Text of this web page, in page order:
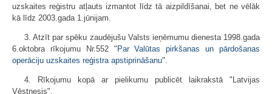
uzskaites reģistru atļauts izmantot līdz tā aizpildīšanai, bet ne vēlāk
kā līdz 2003.gada 1.jūnijam.
3. Atzīt par spēku zaudējušu Valsts ieņēmumu dienesta 1998.gada
6.oktobra rīkojumu Nr.552 " Par Valūtas pirkšanas un pārdošanas
operāciju uzskaites reģistra apstiprināšanu".
4. Rīkojumu kopā ar pielikumu publicēt laikrakstā "Latvijas
Vēstnesis".